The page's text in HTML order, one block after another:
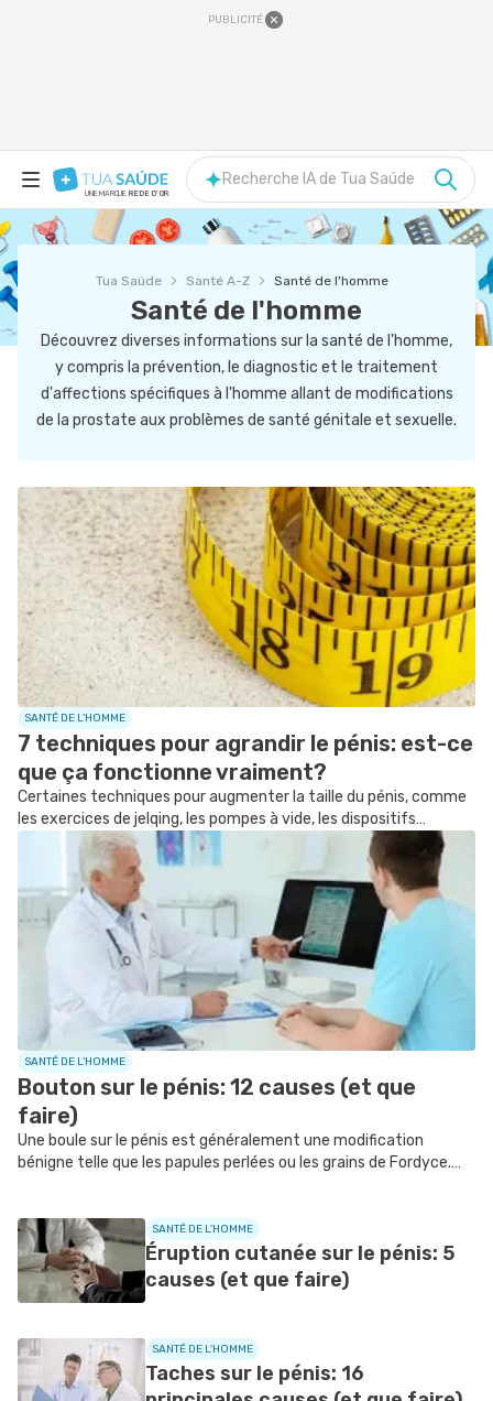
PUBLICITÉ
UNE MARQUE REDE D'OR
Recherche IA de Tua Saúde
Tua Saúde Santé A-Z Santé de l'homme
Santé de l'homme
Découvrez diverses informations sur la santé de l'homme,
y compris la prévention, le diagnostic et le traitement
d'affections spécifiques à l'homme allant de modifications
de la prostate aux problèmes de santé génitale et sexuelle.
SANTÉ DE L'HOMME
7 techniques pour agrandir le pénis: est-ce
que ça fonctionne vraiment?
Certaines techniques pour augmenter la taille du pénis, comme
les exercices de jelqing, les pompes à vide, les dispositifs
d’allongement ou l’usage de médicaments, manquent encore de
preuves scientifiques démontrant leur efficacité. Découvrez des
conseils pour agrandir le pénis avec leur mise en garde.
SANTÉ DE L'HOMME
Bouton sur le pénis: 12 causes (et que
faire)
Une boule sur le pénis est généralement une modification
bénigne telle que les papules perlées ou les grains de Fordyce.
principales causes d’un bouton sur le pénis et que faire.
SANTÉ DE L'HOMME
Éruption cutanée sur le pénis: 5
causes (et que faire)
SANTÉ DE L'HOMME
Taches sur le pénis: 16